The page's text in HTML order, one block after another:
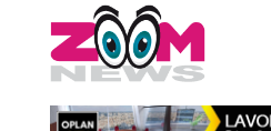
to
content